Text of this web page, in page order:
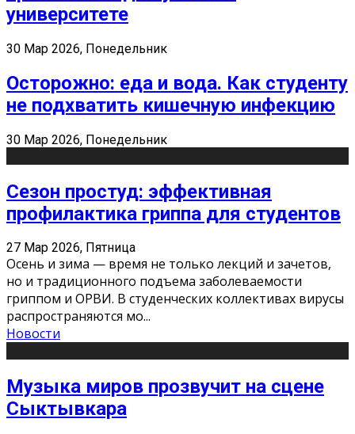
университете
30 Мар 2026, Понедельник
Осторожно: еда и вода. Как студенту
не подхватить кишечную инфекцию
30 Мар 2026, Понедельник
Сезон простуд: эффективная
профилактика гриппа для студентов
27 Мар 2026, Пятница
Осень и зима — время не только лекций и зачетов,
но и традиционного подъема заболеваемости
гриппом и ОРВИ. В студенческих коллективах вирусы
распространяются мо...
Новости
Музыка миров прозвучит на сцене
Сыктывкара